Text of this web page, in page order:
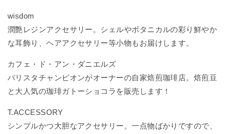
wisdom
潤艶レジンアクセサリー。シェルやボタニカルの彩り鮮やか
な耳飾り、ヘアアクセサリー等小物もお届けします。
カフェ・ド・アン・ダニエルズ
バリスタチャンピオンがオーナーの自家焙煎珈琲店。焙煎豆
と大人気の珈琲ガトーショコラを販売します！
T.ACCESSORY
シンプルかつ大胆なアクセサリー。一点物ばかりですので、